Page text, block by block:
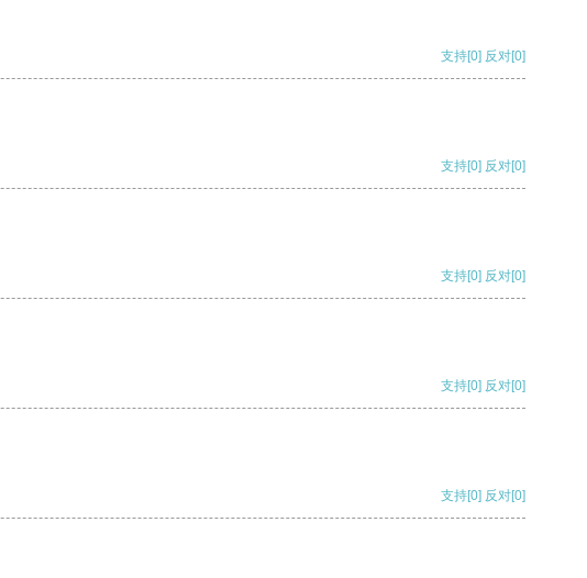
支持[0] 反对[0]
支持[0] 反对[0]
支持[0] 反对[0]
支持[0] 反对[0]
支持[0] 反对[0]